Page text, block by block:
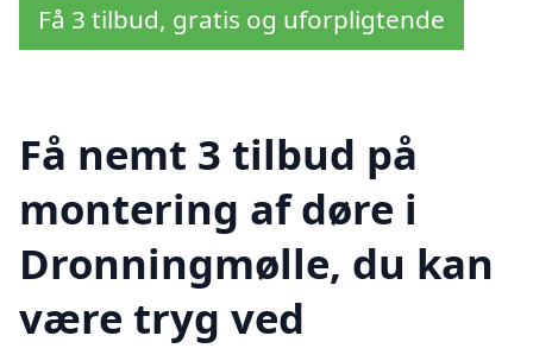
Få 3 tilbud, gratis og uforpligtende
Få nemt 3 tilbud på
montering af døre i
Dronningmølle, du kan
være tryg ved